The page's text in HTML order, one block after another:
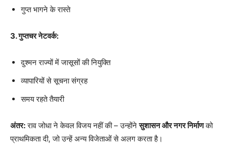
गुप्त भागने के रास्ते
3. गुप्तचर नेटवर्क:
दुश्मन राज्यों में जासूसों की नियुक्ति
व्यापारियों से सूचना संग्रह
समय रहते तैयारी
अंतर:राव जोधा ने केवल विजय नहीं की – उन्होंनेसुशासन और नगर निर्माणको
प्राथमिकता दी, जो उन्हें अन्य विजेताओं से अलग करता है।